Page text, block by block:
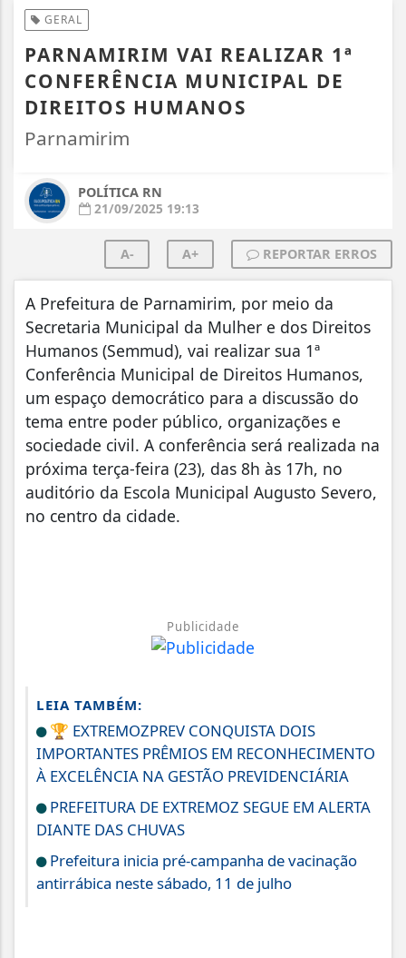
GERAL
PARNAMIRIM VAI REALIZAR 1ª
CONFERÊNCIA MUNICIPAL DE
DIREITOS HUMANOS
Parnamirim
POLÍTICA RN
21/09/2025 19:13
A- A+ REPORTAR ERROS
A Prefeitura de Parnamirim, por meio da
Secretaria Municipal da Mulher e dos Direitos
Humanos (Semmud), vai realizar sua 1ª
Conferência Municipal de Direitos Humanos,
um espaço democrático para a discussão do
tema entre poder público, organizações e
sociedade civil. A conferência será realizada na
próxima terça-feira (23), das 8h às 17h, no
auditório da Escola Municipal Augusto Severo,
no centro da cidade.
Publicidade
LEIA TAMBÉM:
🏆 EXTREMOZPREV CONQUISTA DOIS
IMPORTANTES PRÊMIOS EM RECONHECIMENTO
À EXCELÊNCIA NA GESTÃO PREVIDENCIÁRIA
PREFEITURA DE EXTREMOZ SEGUE EM ALERTA
DIANTE DAS CHUVAS
Prefeitura inicia pré-campanha de vacinação
antirrábica neste sábado, 11 de julho